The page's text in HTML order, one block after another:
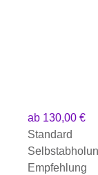
ab 130,00 €
Standard
Empfehlung